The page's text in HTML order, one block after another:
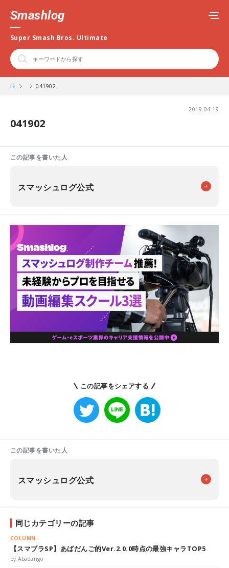
Smashlog
Super Smash Bros. Ultimate
041902
2019.04.19
041902
この記事を書いた人
スマッシュログ公式
この記事をシェアする
この記事を書いた人
スマッシュログ公式
同じカテゴリーの記事
COLUMN
【スマブラSP】あばだんご的Ver.2.0.0時点の最強キャラTOP5
by Abadango